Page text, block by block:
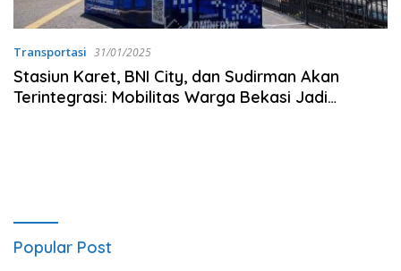
Transportasi 31/01/2025
Stasiun Karet, BNI City, dan Sudirman Akan
Terintegrasi: Mobilitas Warga Bekasi Jadi
Popular Post